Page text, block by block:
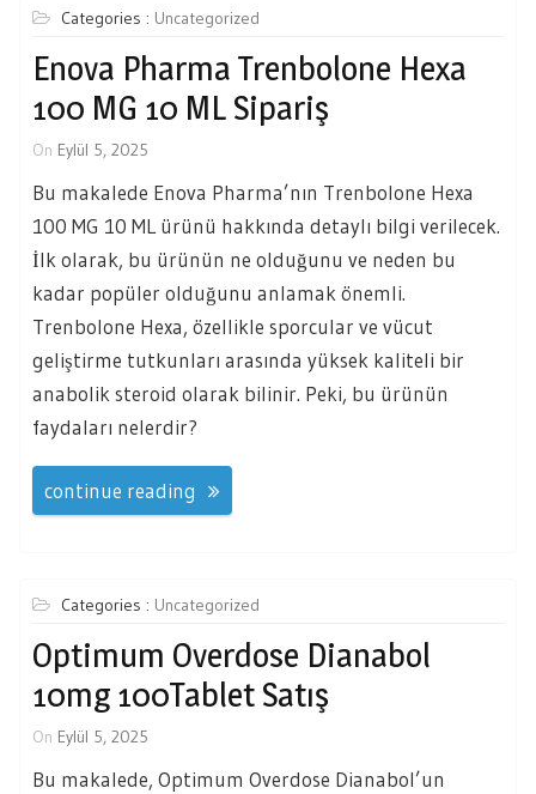
Categories : Uncategorized
Enova Pharma Trenbolone Hexa
100 MG 10 ML Sipariş
On Eylül 5, 2025
Bu makalede Enova Pharma’nın Trenbolone Hexa
100 MG 10 ML ürünü hakkında detaylı bilgi verilecek.
İlk olarak, bu ürünün ne olduğunu ve neden bu
kadar popüler olduğunu anlamak önemli.
Trenbolone Hexa, özellikle sporcular ve vücut
geliştirme tutkunları arasında yüksek kaliteli bir
anabolik steroid olarak bilinir. Peki, bu ürünün
faydaları nelerdir?
continue reading
Categories : Uncategorized
Optimum Overdose Dianabol
10mg 100Tablet Satış
On Eylül 5, 2025
Bu makalede, Optimum Overdose Dianabol’un